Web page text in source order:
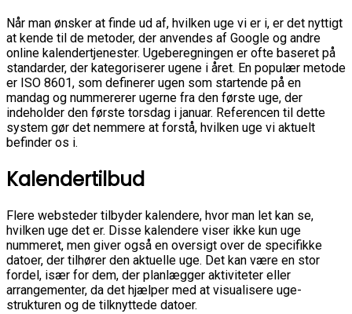
Når man ønsker at finde ud af, hvilken uge vi er i, er det nyttigt
at kende til de metoder, der anvendes af Google og andre
online kalendertjenester. Ugeberegningen er ofte baseret på
standarder, der kategoriserer ugene i året. En populær metode
er ISO 8601, som definerer ugen som startende på en
mandag og nummererer ugerne fra den første uge, der
indeholder den første torsdag i januar. Referencen til dette
system gør det nemmere at forstå, hvilken uge vi aktuelt
befinder os i.
Kalendertilbud
Flere websteder tilbyder kalendere, hvor man let kan se,
hvilken uge det er. Disse kalendere viser ikke kun uge
nummeret, men giver også en oversigt over de specifikke
datoer, der tilhører den aktuelle uge. Det kan være en stor
fordel, især for dem, der planlægger aktiviteter eller
arrangementer, da det hjælper med at visualisere uge-
strukturen og de tilknyttede datoer.